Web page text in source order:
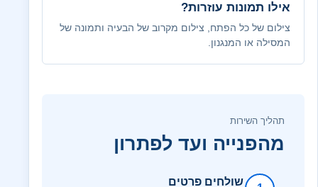
אילו תמונות עוזרות?
צילום של כל הפתח, צילום מקרוב של הבעיה ותמונה של
המסילה או המנגנון.
תהליך השירות
מהפנייה ועד לפתרון
שולחים פרטים